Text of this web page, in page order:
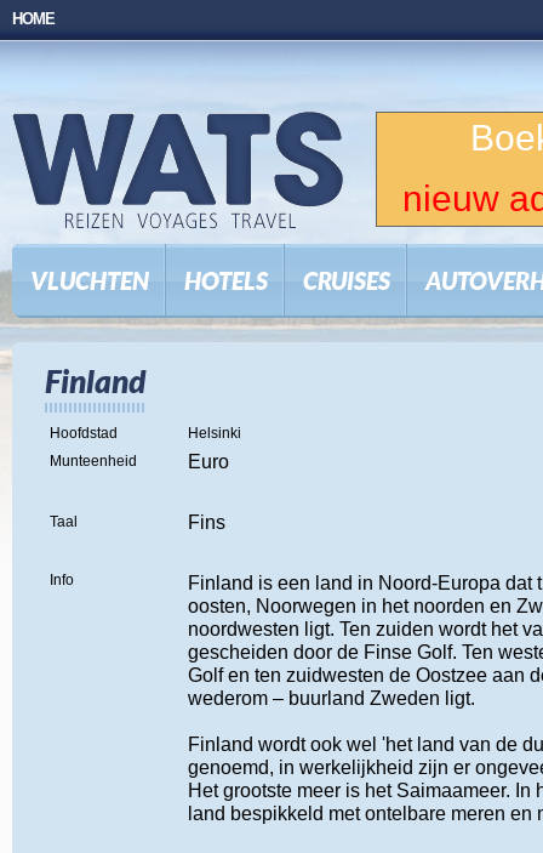
HOME
nieuw
VLUCHTEN HOTELS CRUISES
Finland
Hoofdstad
Helsinki
Munteenheid
Euro
Taal Fins
Info
Finland is een land in Noord-Europa dat
oosten, Noorwegen in het noorden en
noordwesten ligt. Ten zuiden wordt het
gescheiden door de Finse Golf. Ten
Golf en ten zuidwesten de Oostzee aan
wederom – buurland Zweden ligt.
Finland wordt ook wel 'het land van de
genoemd, in werkelijkheid zijn er
Het grootste meer is het Saimaameer. In
land bespikkeld met ontelbare meren en